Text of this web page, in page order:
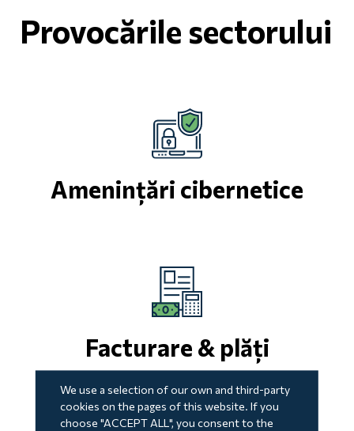
Provocările sectorului
Amenințări cibernetice
Facturare & plăți
We use a selection of our own and third-party
cookies on the pages of this website. If you
choose "ACCEPT ALL", you consent to the